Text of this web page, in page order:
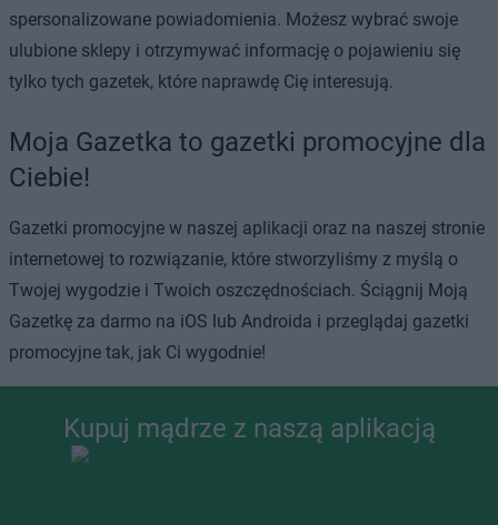
spersonalizowane powiadomienia. Możesz wybrać swoje
ulubione sklepy i otrzymywać informację o pojawieniu się
tylko tych gazetek, które naprawdę Cię interesują.
Moja Gazetka to gazetki promocyjne dla
Ciebie!
Gazetki promocyjne w naszej aplikacji oraz na naszej stronie
internetowej to rozwiązanie, które stworzyliśmy z myślą o
Twojej wygodzie i Twoich oszczędnościach. Ściągnij Moją
Gazetkę za darmo na iOS lub Androida i przeglądaj gazetki
promocyjne tak, jak Ci wygodnie!
Kupuj mądrze z naszą aplikacją